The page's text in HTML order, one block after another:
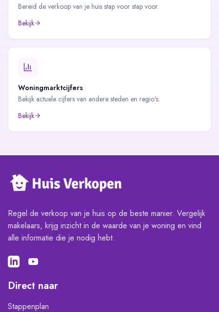
Bereid de verkoop van je huis stap voor stap voor.
Bekijk
Woningmarktcijfers
Bekijk actuele cijfers van andere steden en regio's.
Bekijk
Regel de verkoop van je huis op de beste manier. Vergelijk
makelaars, krijg inzicht in de waarde van je woning en vind
alle informatie die je nodig hebt.
Direct naar
Stappenplan